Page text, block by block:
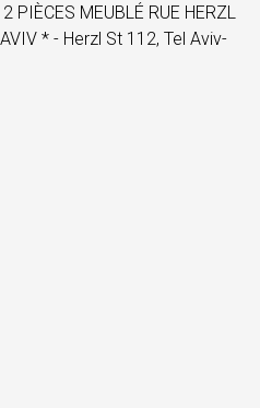
PIÈCES MEUBLÉ RUE HERZL
* - Herzl St 112, Tel Aviv-